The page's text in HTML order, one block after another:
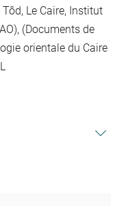
Le Caire, Institut
(Documents de
orientale du Caire